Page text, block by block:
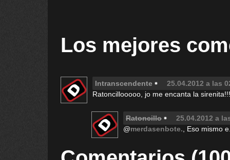
Los mejores
Intranscendente
25.04.2012 a las
Ratoncillooooo, jo me encanta la
Ratoncillo
25.04.2012 a
@merdasenbote. , Eso mismo